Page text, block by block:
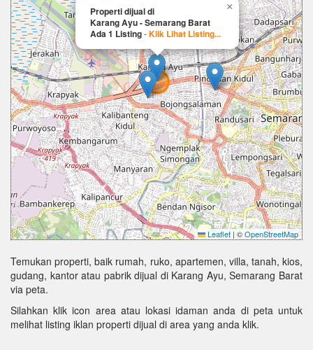
Properti dijual di
Karang Ayu - Semarang Barat
Ada 1 Listing-Klik Lihat Listing...
×
Leaflet | ©OpenStreetMap
Temukan properti, baik rumah, ruko, apartemen, villa, tanah, kios,
gudang, kantor atau pabrik dijual di Karang Ayu, Semarang Barat
via peta.
Silahkan klik icon area atau lokasi idaman anda di peta untuk
melihat listing iklan properti dijual di area yang anda klik.